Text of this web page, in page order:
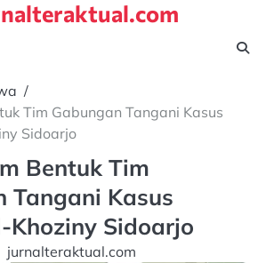
Tim Gabungan Tangani Kasus
Sidoarjo
Bentuk Tim
Tangani Kasus
Khoziny Sidoarjo
jurnalteraktual.com